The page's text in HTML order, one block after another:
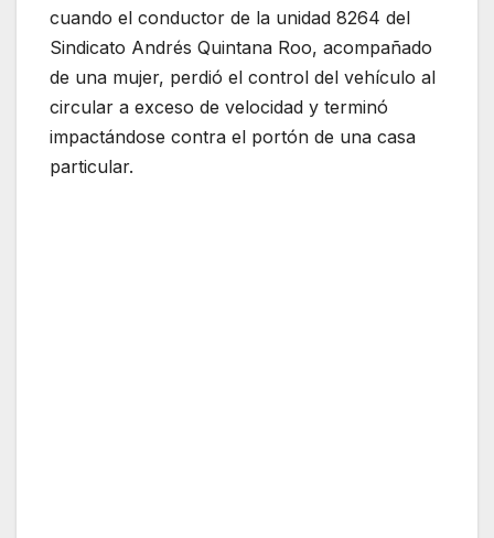
cuando el conductor de la unidad 8264 del
Sindicato Andrés Quintana Roo, acompañado
de una mujer, perdió el control del vehículo al
circular a exceso de velocidad y terminó
impactándose contra el portón de una casa
particular.